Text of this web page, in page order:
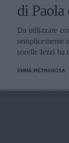
di Paola
Da utilizzare
semplicemente
sorelle Iezzi ha
EMMA PIETRAROSA